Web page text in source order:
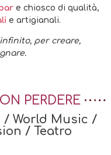
e chiosco di qualità,
e artigianali.
per creare,
PERDERE
/ World Music /
/ Teatro